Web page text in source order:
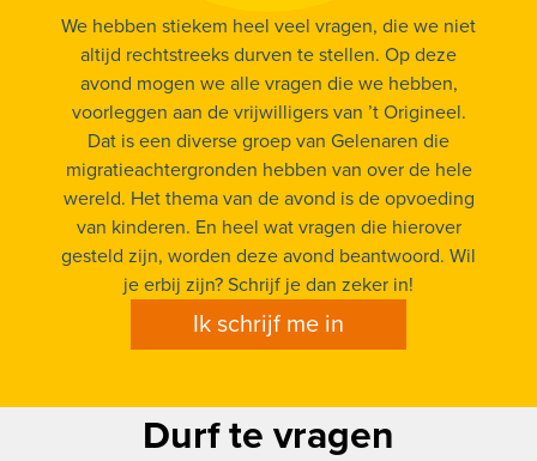
We hebben stiekem heel veel vragen, die we niet
altijd rechtstreeks durven te stellen. Op deze
avond mogen we alle vragen die we hebben,
voorleggen aan de vrijwilligers van ’t Origineel.
Dat is een diverse groep van Gelenaren die
migratieachtergronden hebben van over de hele
wereld. Het thema van de avond is de opvoeding
van kinderen. En heel wat vragen die hierover
gesteld zijn, worden deze avond beantwoord. Wil
je erbij zijn? Schrijf je dan zeker in!
Ik schrijf me in
Durf te vragen